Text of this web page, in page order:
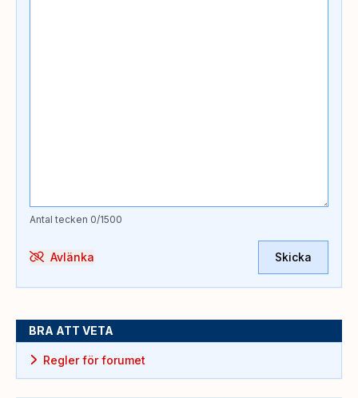
Antal tecken 0/1500
Avlänka Skicka
BRA ATT VETA
Regler för forumet